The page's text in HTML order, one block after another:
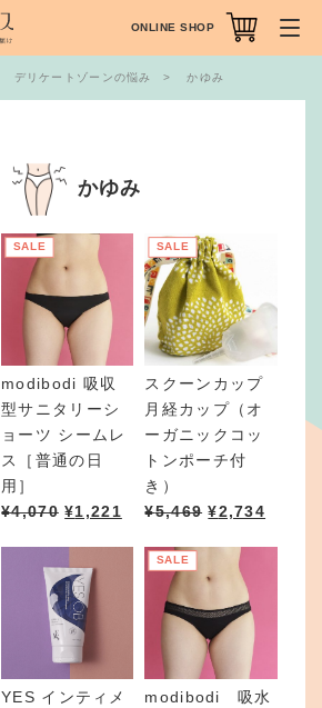
デリケートゾーンの悩み かゆみ
かゆみ
SALE
modibodi 吸収
型サニタリーシ
ョーツ シームレ
ス［普通の日
用］
¥4,070 ¥1,221
SALE
スクーンカップ
月経カップ（オ
ーガニックコッ
トンポーチ付
き）
¥5,469 ¥2,734
YES インティメ
SALE
modibodi 吸水
ONLINE SHOP